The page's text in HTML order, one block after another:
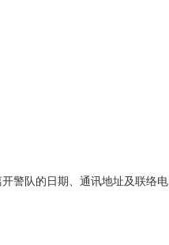
警队的日期、通讯地址及联络电